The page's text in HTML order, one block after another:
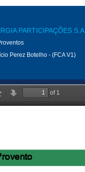
PARTICIPAÇÕES S.A.
Perez Botelho - (FCA V1)